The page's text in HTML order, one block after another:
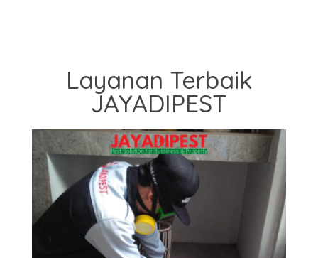
Layanan Terbaik
JAYADIPEST